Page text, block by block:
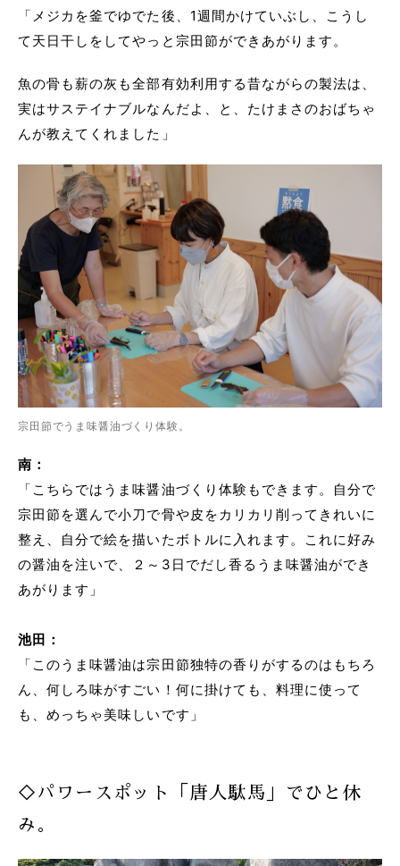
「メジカを釜でゆでた後、1週間かけていぶし、こうし
て天日干しをしてやっと宗田節ができあがります。
魚の骨も薪の灰も全部有効利用する昔ながらの製法は、
実はサステイナブルなんだよ、と、たけまさのおばちゃ
んが教えてくれました」
宗田節でうま味醤油づくり体験。
南：
「こちらではうま味醤油づくり体験もできます。自分で
宗田節を選んで小刀で骨や皮をカリカリ削ってきれいに
整え、自分で絵を描いたボトルに入れます。これに好み
の醤油を注いで、２～3日でだし香るうま味醤油ができ
あがります」
池田：
「このうま味醤油は宗田節独特の香りがするのはもちろ
ん、何しろ味がすごい！何に掛けても、料理に使って
も、めっちゃ美味しいです」
◇パワースポット「唐人駄馬」でひと休
み。